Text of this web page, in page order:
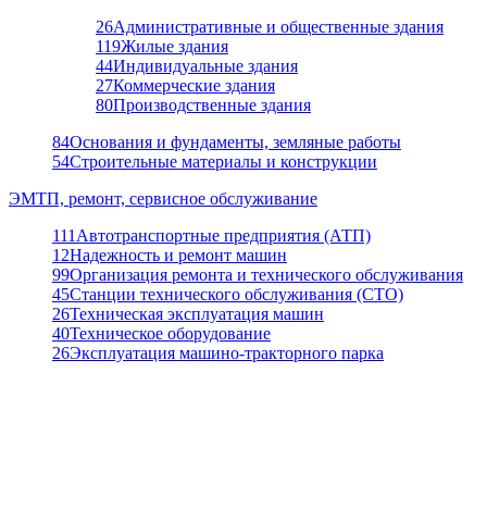
26Административные и общественные здания
119Жилые здания
44Индивидуальные здания
27Коммерческие здания
80Производственные здания
84Основания и фундаменты, земляные работы
54Строительные материалы и конструкции
ЭМТП, ремонт, сервисное обслуживание
111 Автотранспортные предприятия (АТП)
12Надежность и ремонт машин
99Организация ремонта и технического обслуживания
45Станции технического обслуживания (СТО)
26Техническая эксплуатация машин
40Техническое оборудование
26Эксплуатация машино-тракторного парка